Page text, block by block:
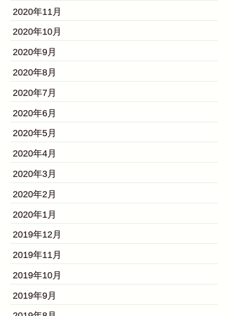
2020年11月
2020年10月
2020年9月
2020年8月
2020年7月
2020年6月
2020年5月
2020年4月
2020年3月
2020年2月
2020年1月
2019年12月
2019年11月
2019年10月
2019年9月